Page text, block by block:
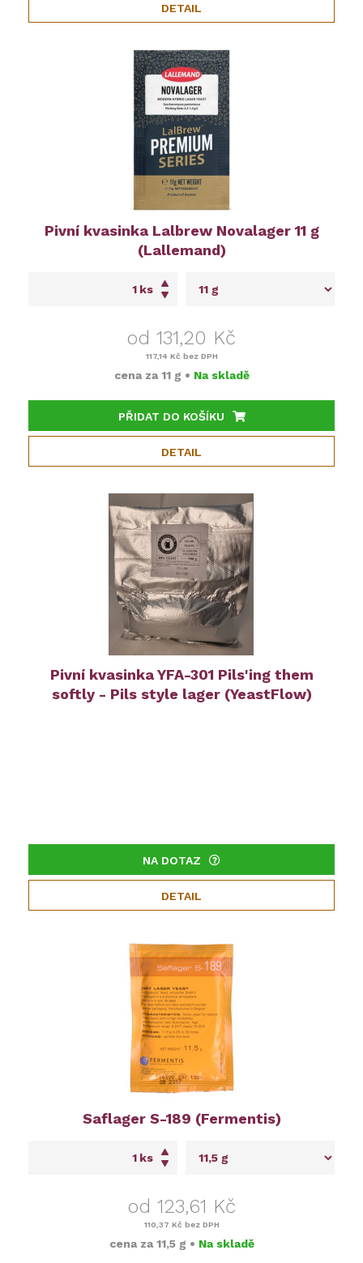
DETAIL
Pivní kvasinka Lalbrew Novalager 11 g
(Lallemand)
ks
od 131,20 Kč
117,14 Kč bez DPH
cena za 11 g • Na skladě
PŘIDAT DO KOŠÍKU
DETAIL
Pivní kvasinka YFA-301 Pils'ing them
softly - Pils style lager (YeastFlow)
NA DOTAZ
DETAIL
Saflager S-189 (Fermentis)
ks
od 123,61 Kč
110,37 Kč bez DPH
cena za 11,5 g • Na skladě